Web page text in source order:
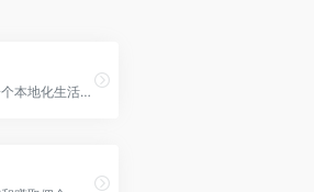
美团推出的一个本地化生活服务营销联盟平台